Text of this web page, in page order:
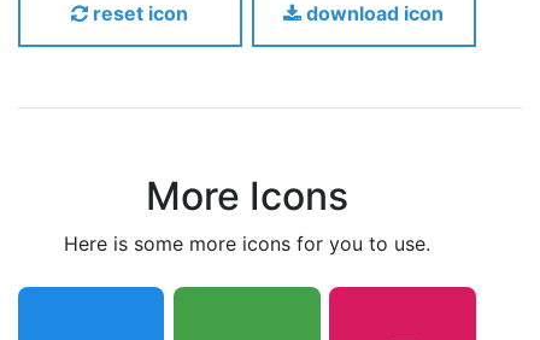
reset icon download icon
More Icons
here is some more icons for you to use.